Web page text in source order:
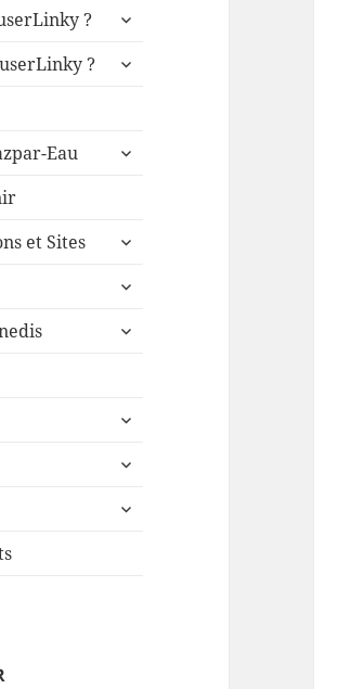
?
ouvrir
sous-
?
ouvrir
Eau
ouvrir
et Sites
ouvrir
sous-
ouvrir
sous-
ouvrir
ouvrir
sous-
ouvrir
sous-
ouvrir